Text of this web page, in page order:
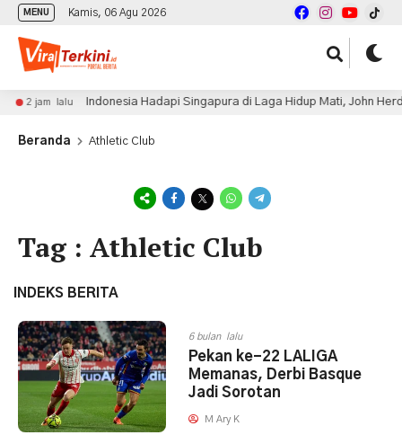
MENU Kamis, 06 Agu 2026
2 jam lalu Indonesia Hadapi Singapura di Laga Hidup Mati, John
Beranda Athletic Club
Tag : Athletic Club
INDEKS BERITA
6 bulan lalu
Pekan ke-22 LALIGA
Memanas, Derbi Basque
Jadi Sorotan
M Ary K